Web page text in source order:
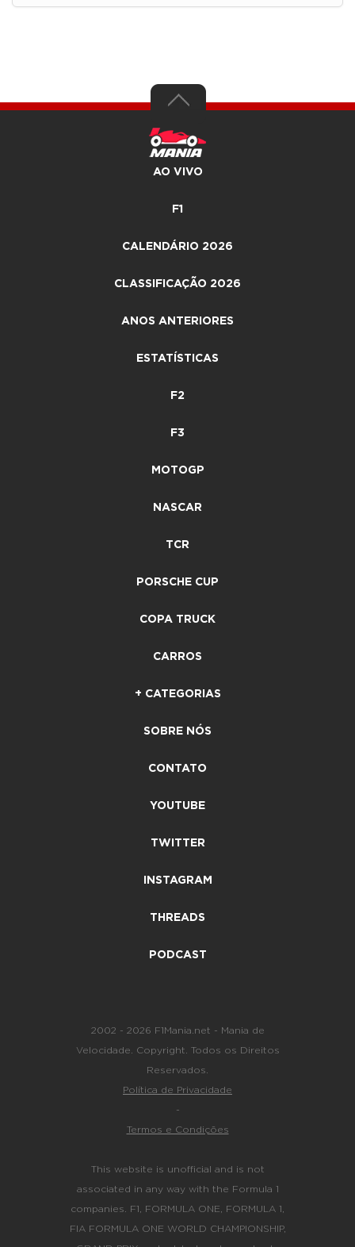
AO VIVO
F1
CALENDÁRIO 2026
CLASSIFICAÇÃO 2026
ANOS ANTERIORES
ESTATÍSTICAS
F2
F3
MOTOGP
NASCAR
TCR
PORSCHE CUP
COPA TRUCK
CARROS
+ CATEGORIAS
SOBRE NÓS
CONTATO
YOUTUBE
TWITTER
INSTAGRAM
THREADS
PODCAST
2002 - 2026 F1Mania.net - Mania de
Velocidade. Copyright. Todos os Direitos
Reservados.
Política de Privacidade
-
Termos e Condições
This website is unofficial and is not
associated in any way with the Formula 1
companies. F1, FORMULA ONE, FORMULA 1,
FIA FORMULA ONE WORLD CHAMPIONSHIP,